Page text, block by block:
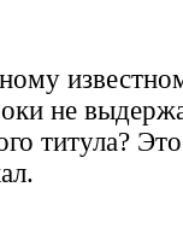
не
титула?